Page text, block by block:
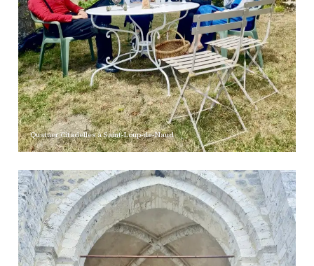
Quatuor Citadelles à Saint-Loup-de-Naud